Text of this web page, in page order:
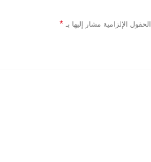
الحقول الإلزامية مشار إليها بـ *